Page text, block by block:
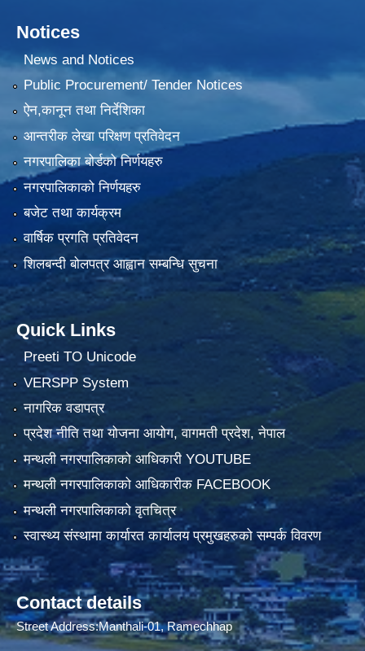
Notices
News and Notices
Public Procurement/ Tender Notices
ऐन,कानून तथा निर्देशिका
आन्तरीक लेखा परिक्षण प्रतिवेदन
नगरपालिका बोर्डको निर्णयहरु
नगरपालिकाको निर्णयहरु
बजेट तथा कार्यक्रम
वार्षिक प्रगति प्रतिवेदन
शिलबन्दी बोलपत्र आह्वान सम्बन्धि सुचना
Quick Links
Preeti TO Unicode
VERSPP System
नागरिक वडापत्र
प्रदेश नीति तथा योजना आयोग, वागमती प्रदेश, नेपाल
मन्थली नगरपालिकाको आधिकारी YOUTUBE
मन्थली नगरपालिकाको आधिकारीक FACEBOOK
मन्थली नगरपालिकाको वृतचित्र
स्वास्थ्य संस्थामा कार्यारत कार्यालय प्रमुखहरुको सम्पर्क विवरण
Contact details
Street Address:Manthali-01, Ramechhap